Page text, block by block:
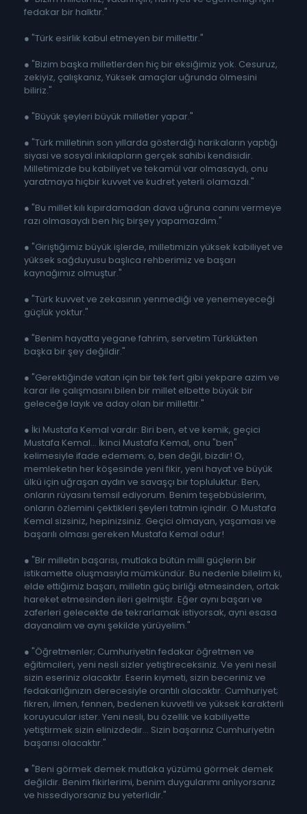
fedakar bir halktır."
● "Türk esirlik kabul etmeyen bir millettir."
● "Bizim başka milletlerden hiç bir eksiğimiz yok. Cesuruz,
zekiyiz, çalışkanız, Yüksek amaçlar uğrunda ölmesini
biliriz."
● "Büyük şeyleri büyük milletler yapar."
● "Türk milletinin son yıllarda gösterdiği harikaların yaptığı
siyasi ve sosyal inkılapların gerçek sahibi kendisidir.
Milletimizde bu kabiliyet ve tekamül var olmasaydı, onu
yaratmaya hiçbir kuvvet ve kudret yeterli olamazdı."
● "Bu millet kılı kıpırdamadan dava uğruna canını vermeye
razı olmasaydı ben hiç birşey yapamazdım."
● "Giriştiğimiz büyük işlerde, milletimizin yüksek kabiliyet ve
yüksek sağduyusu başlıca rehberimiz ve başarı
kaynağımız olmuştur."
● "Türk kuvvet ve zekasının yenmediği ve yenemeyeceği
güçlük yoktur."
● "Benim hayatta yegane fahrim, servetim Türklükten
başka bir şey değildir."
● "Gerektiğinde vatan için bir tek fert gibi yekpare azim ve
karar ile çalışmasını bilen bir millet elbette büyük bir
geleceğe layık ve aday olan bir millettir."
● İki Mustafa Kemal vardır: Biri ben, et ve kemik, geçici
Mustafa Kemal... İkinci Mustafa Kemal, onu "ben"
kelimesiyle ifade edemem; o, ben değil, bizdir! O,
memleketin her köşesinde yeni fikir, yeni hayat ve büyük
ülkü için uğraşan aydın ve savaşçı bir topluluktur. Ben,
onların rüyasını temsil ediyorum. Benim teşebbüslerim,
onların özlemini çektikleri şeyleri tatmin içindir. O Mustafa
Kemal sizsiniz, hepinizsiniz. Geçici olmayan, yaşaması ve
başarılı olması gereken Mustafa Kemal odur!
● "Bir milletin başarısı, mutlaka bütün milli güçlerin bir
istikamette oluşmasıyla mümkündür. Bu nedenle bilelim ki,
elde ettiğimiz başarı, milletin güç birliği etmesinden, ortak
hareket etmesinden ileri gelmiştir. Eğer aynı başarı ve
zaferleri gelecekte de tekrarlamak istiyorsak, ayni esasa
dayanalım ve aynı şekilde yürüyelim."
● "Öğretmenler; Cumhuriyetin fedakar öğretmen ve
eğitimcileri, yeni nesli sizler yetiştireceksiniz. Ve yeni nesil
sizin eseriniz olacaktır. Eserin kıymeti, sizin beceriniz ve
fedakarlığınızın derecesiyle orantılı olacaktır. Cumhuriyet;
fikren, ilmen, fennen, bedenen kuvvetli ve yüksek karakterli
koruyucular ister. Yeni nesli, bu özellik ve kabiliyette
yetiştirmek sizin elinizdedir... Sizin başarınız Cumhuriyetin
başarısı olacaktır."
● "Beni görmek demek mutlaka yüzümü görmek demek
değildir. Benim fikirlerimi, benim duygularımı anlıyorsanız
ve hissediyorsanız bu yeterlidir."